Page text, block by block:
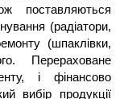
поставляються
(радіатори,
(шпаклівки,
Перераховане
і фінансово
вибір продукції